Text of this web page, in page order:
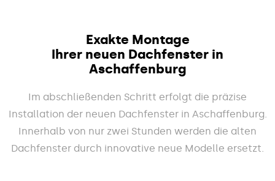
Exakte Montage
Ihrer neuen Dachfenster in
Aschaffenburg
Im abschließenden Schritt erfolgt die präzise
Installation der neuen Dachfenster in Aschaffenburg.
Innerhalb von nur zwei Stunden werden die alten
Dachfenster durch innovative neue Modelle ersetzt.